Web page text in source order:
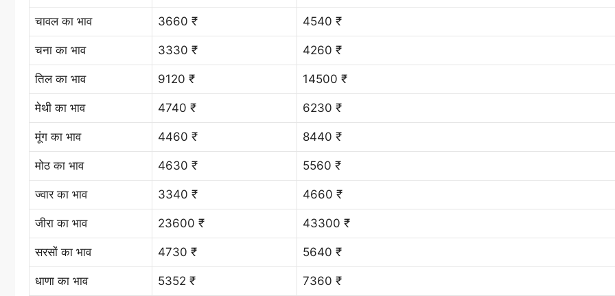
चावल का भाव 3660 ₹ 4540 ₹
चना का भाव 3330 ₹ 4260 ₹
तिल का भाव 9120 ₹ 14500 ₹
मेथी का भाव 4740 ₹ 6230 ₹
मूंग का भाव 4460 ₹ 8440 ₹
मोठ का भाव 4630 ₹ 5560 ₹
ज्वार का भाव 3340 ₹ 4660 ₹
जीरा का भाव 23600 ₹ 43300 ₹
सरसों का भाव 4730 ₹ 5640 ₹
धाणा का भाव 5352 ₹ 7360 ₹